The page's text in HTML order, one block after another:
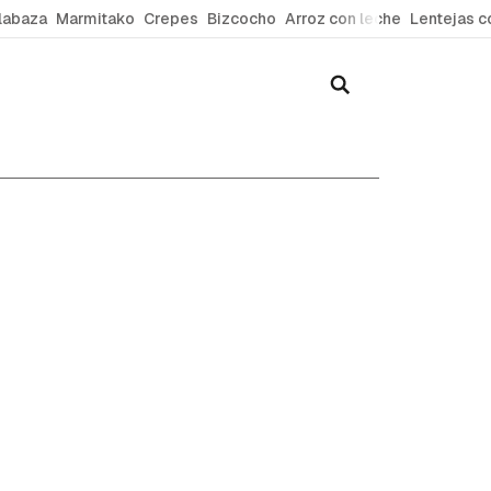
Marmitako Crepes Bizcocho Arroz con leche Lentejas